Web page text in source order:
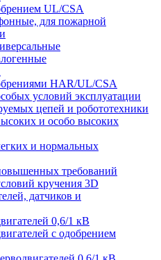
UL/CSA
для пожарной
HAR/UL/CSA
условий эксплуатации
цепей и робототехники
и особо высоких
и нормальных
требований
кручения 3D
датчиков и
0,6/1 кВ
с одобрением